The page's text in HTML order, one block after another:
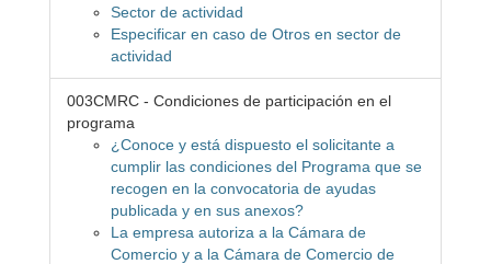
Sector de actividad
Especificar en caso de Otros en sector de
actividad
003CMRC - Condiciones de participación en el
programa
¿Conoce y está dispuesto el solicitante a
cumplir las condiciones del Programa que se
recogen en la convocatoria de ayudas
publicada y en sus anexos?
La empresa autoriza a la Cámara de
Comercio y a la Cámara de Comercio de